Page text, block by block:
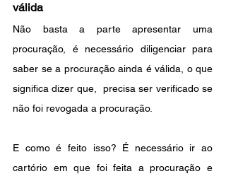
válida
Não basta a parte apresentar uma
procuração, é necessário diligenciar para
saber se a procuração ainda é válida, o que
significa dizer que,  precisa ser verificado se
não foi revogada a procuração.
E como é feito isso? É necessário ir ao
cartório em que foi feita a procuração e